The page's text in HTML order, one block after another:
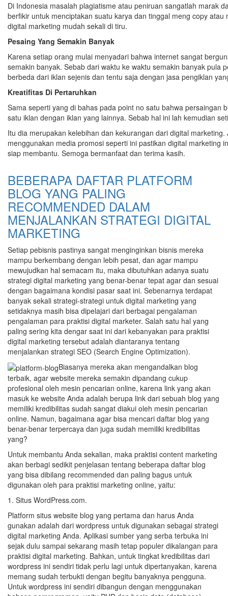
Di Indonesia masalah plagiatisme atau peniruan sangatlah marak
berfikir untuk menciptakan suatu karya dan tinggal meng copy
digital marketing mudah sekali di tiru.
Pesaing Yang Semakin Banyak
Karena setiap orang mulai menyadari bahwa internet sangat
semakin banyak. Sebab dari waktu ke waktu semakin banyak
berbeda dari iklan sejenis dan tentu saja dengan jasa pengiklan
Kreatifitas Di Pertaruhkan
Sama seperti yang di bahas pada point no satu bahwa
satu iklan dengan iklan yang lainnya. Sebab hal ini lah kemudian
Itu dia merupakan kelebihan dan kekurangan dari digital
menggunakan media promosi seperti ini pastikan digital
siap membantu. Semoga bermanfaat dan terima kasih.
BEBERAPA DAFTAR PLATFORM
BLOG YANG PALING
RECOMMENDED DALAM
MENJALANKAN STRATEGI DIGITAL
MARKETING
Setiap pebisnis pastinya sangat menginginkan bisnis mereka
mampu berkembang dengan lebih pesat, dan agar mampu
mewujudkan hal semacam itu, maka dibutuhkan adanya suatu
strategi digital marketing yang benar-benar tepat agar dan sesuai
dengan bagaimana kondisi pasar saat ini. Sebenarnya terdapat
banyak sekali strategi-strategi untuk digital marketing yang
setidaknya masih bisa dipelajari dari berbagai pengalaman
pengalaman para praktisi digital marketer. Salah satu hal yang
paling sering kita dengar saat ini dari kebanyakan para praktisi
digital marketing tersebut adalah diantaranya tentang
menjalankan strategi SEO (Search Engine Optimization).
Biasanya mereka akan mengandalkan blog
terbaik, agar website mereka semakin dipandang cukup
profesional oleh mesin pencarian online, karena link yang akan
masuk ke website Anda adalah berupa link dari sebuah blog yang
memiliki kredibilitas sudah sangat diakui oleh mesin pencarian
online. Namun, bagaimana agar bisa mencari daftar blog yang
benar-benar terpercaya dan juga sudah memiliki kredibilitas
yang?
Untuk membantu Anda sekalian, maka praktisi content marketing
akan berbagi sedikit penjelasan tentang beberapa daftar blog
yang bisa dibilang recommended dan paling bagus untuk
digunakan oleh para praktisi marketing online, yaitu:
1. Situs WordPress.com.
Platform situs website blog yang pertama dan harus Anda
gunakan adalah dari wordpress untuk digunakan sebagai strategi
digital marketing Anda. Aplikasi sumber yang serba terbuka ini
sejak dulu sampai sekarang masih tetap populer dikalangan para
praktisi digital marketing. Bahkan, untuk tingkat kredibilitas dari
wordpress ini sendiri tidak perlu lagi untuk dipertanyakan, karena
memang sudah terbukti dengan begitu banyaknya pengguna.
Untuk wordpress ini sendiri dibangun dengan menggunakan